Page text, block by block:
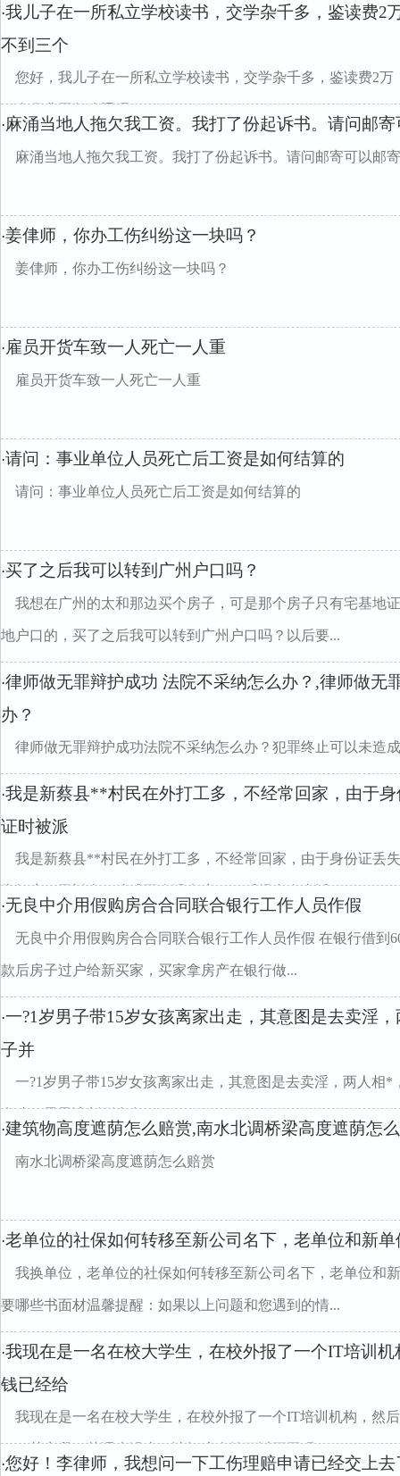
·我儿子在一所私立学校读书，交学杂千多，鉴读费2
不到三个
您好，我儿子在一所私立学校读书，交学杂千多，鉴读费2
三个月费用怎么退呢？
·麻涌当地人拖欠我工资。我打了份起诉书。请问邮
麻涌当地人拖欠我工资。我打了份起诉书。请问邮寄可以邮
·姜侓师，你办工伤纠纷这一块吗？
姜侓师，你办工伤纠纷这一块吗？
· 雇员开货车致一人死亡一人重
雇员开货车致一人死亡一人重
·请问：事业单位人员死亡后工资是如何结算的
请问：事业单位人员死亡后工资是如何结算的
·买了之后我可以转到广州户口吗？
我想在广州的太和那边买个房子，可是那个房子只有宅基地
地户口的，买了之后我可以转到广州户口吗？以后要...
·律师做无罪辩护成功 法院不采纳怎么办？,律师做无
办？
律师做无罪辩护成功法院不采纳怎么办？犯罪终止可以未造
·我是新蔡县**村民在外打工多，不经常回家，由于
证时被派
我是新蔡县**村民在外打工多，不经常回家，由于身份证丢
告知户口已迁走，造成至今没有户口，后经多次去派...
·无良中介用假购房合合同联合银行工作人员作假
无良中介用假购房合合同联合银行工作人员作假 在银行借到
款后房子过户给新买家，买家拿房产在银行做...
·一?1岁男子带15岁女孩离家出走，其意图是去卖淫
子并
一?1岁男子带15岁女孩离家出走，其意图是去卖淫，两人相
女孩，男子该判刑多久？
·建筑物高度遮荫怎么赔赏,南水北调桥梁高度遮荫怎
南水北调桥梁高度遮荫怎么赔赏
·老单位的社保如何转移至新公司名下，老单位和新
我换单位，老单位的社保如何转移至新公司名下，老单位和
要哪些书面材温馨提醒：如果以上问题和您遇到的情...
·我现在是一名在校大学生，在校外报了一个IT培训
钱已经给
我现在是一名在校大学生，在校外报了一个IT培训机构，然
了，其实我一节课也没上，请问这个钱可以要回吗
·您好！李律师，我想问一下工伤理赔申请已经交上